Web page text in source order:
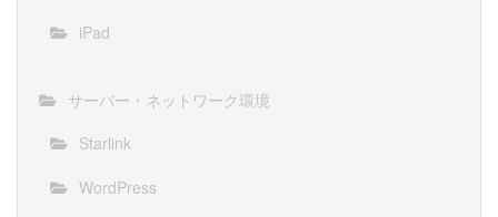
iPad
サーバー・ネットワーク環境
Starlink
WordPress